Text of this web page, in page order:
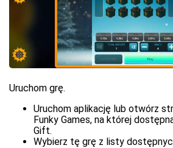
Uruchom grę.
Uruchom aplikację lub otwórz
Funky Games, na której
Gift.
Wybierz tę grę z listy